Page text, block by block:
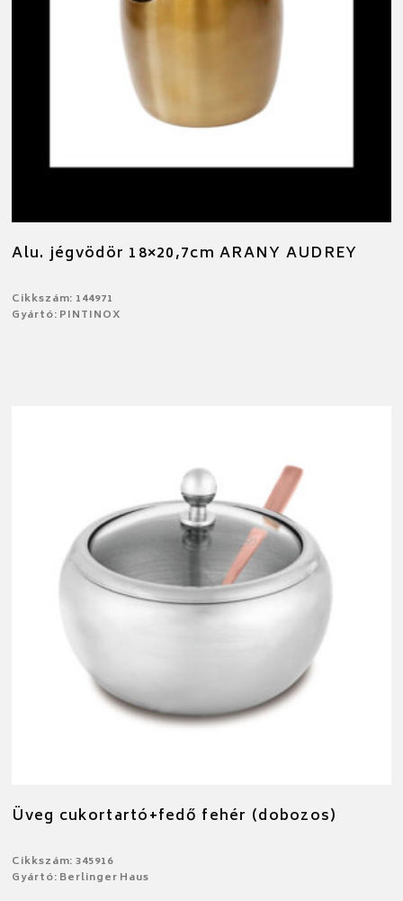
Alu. jégvödör 18×20,7cm ARANY AUDREY
Cikkszám: 144971
Gyártó: PINTINOX
Üveg cukortartó+fedő fehér (dobozos)
Cikkszám: 345916
Gyártó: Berlinger Haus